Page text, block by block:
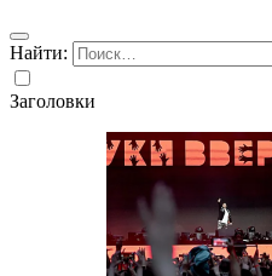
Найти:
Заголовки